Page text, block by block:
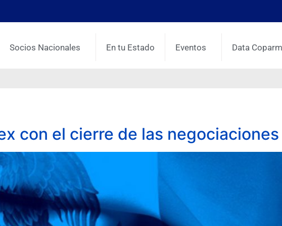
Socios Nacionales En tu Estado Eventos Data
con el cierre de las negociaciones